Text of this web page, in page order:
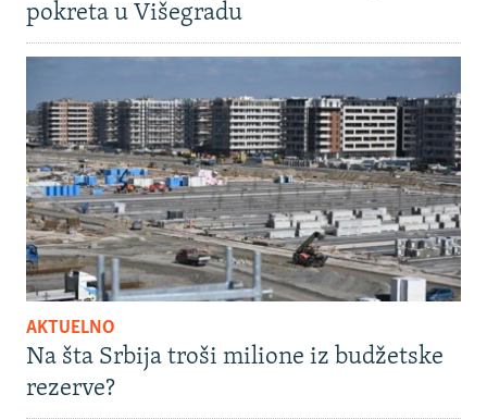
pokreta u Višegradu
AKTUELNO
Na šta Srbija troši milione iz budžetske
rezerve?